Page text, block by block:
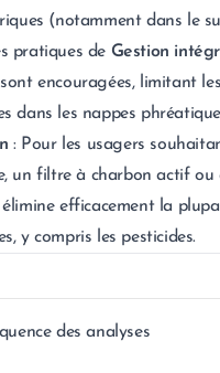
(notamment dans le
pratiques de Gestion
sont encouragées, limitant
dans les nappes
: Pour les usagers
un filtre à charbon actif ou
efficacement la
y compris les pesticides.
des analyses